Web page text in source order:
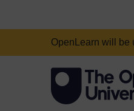
OpenLearn will be